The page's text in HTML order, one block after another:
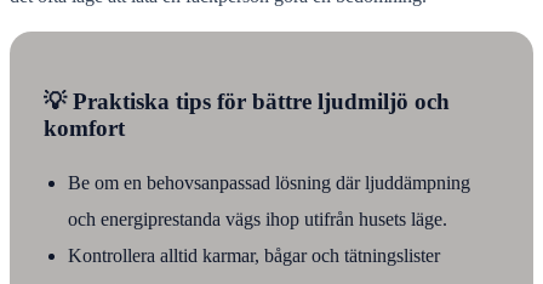
💡 Praktiska tips för bättre ljudmiljö och
komfort
Be om en behovsanpassad lösning där ljuddämpning
och energiprestanda vägs ihop utifrån husets läge.
Kontrollera alltid karmar, bågar och tätningslister